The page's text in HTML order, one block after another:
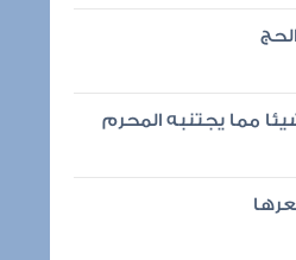
مما يجتنبه المحرم